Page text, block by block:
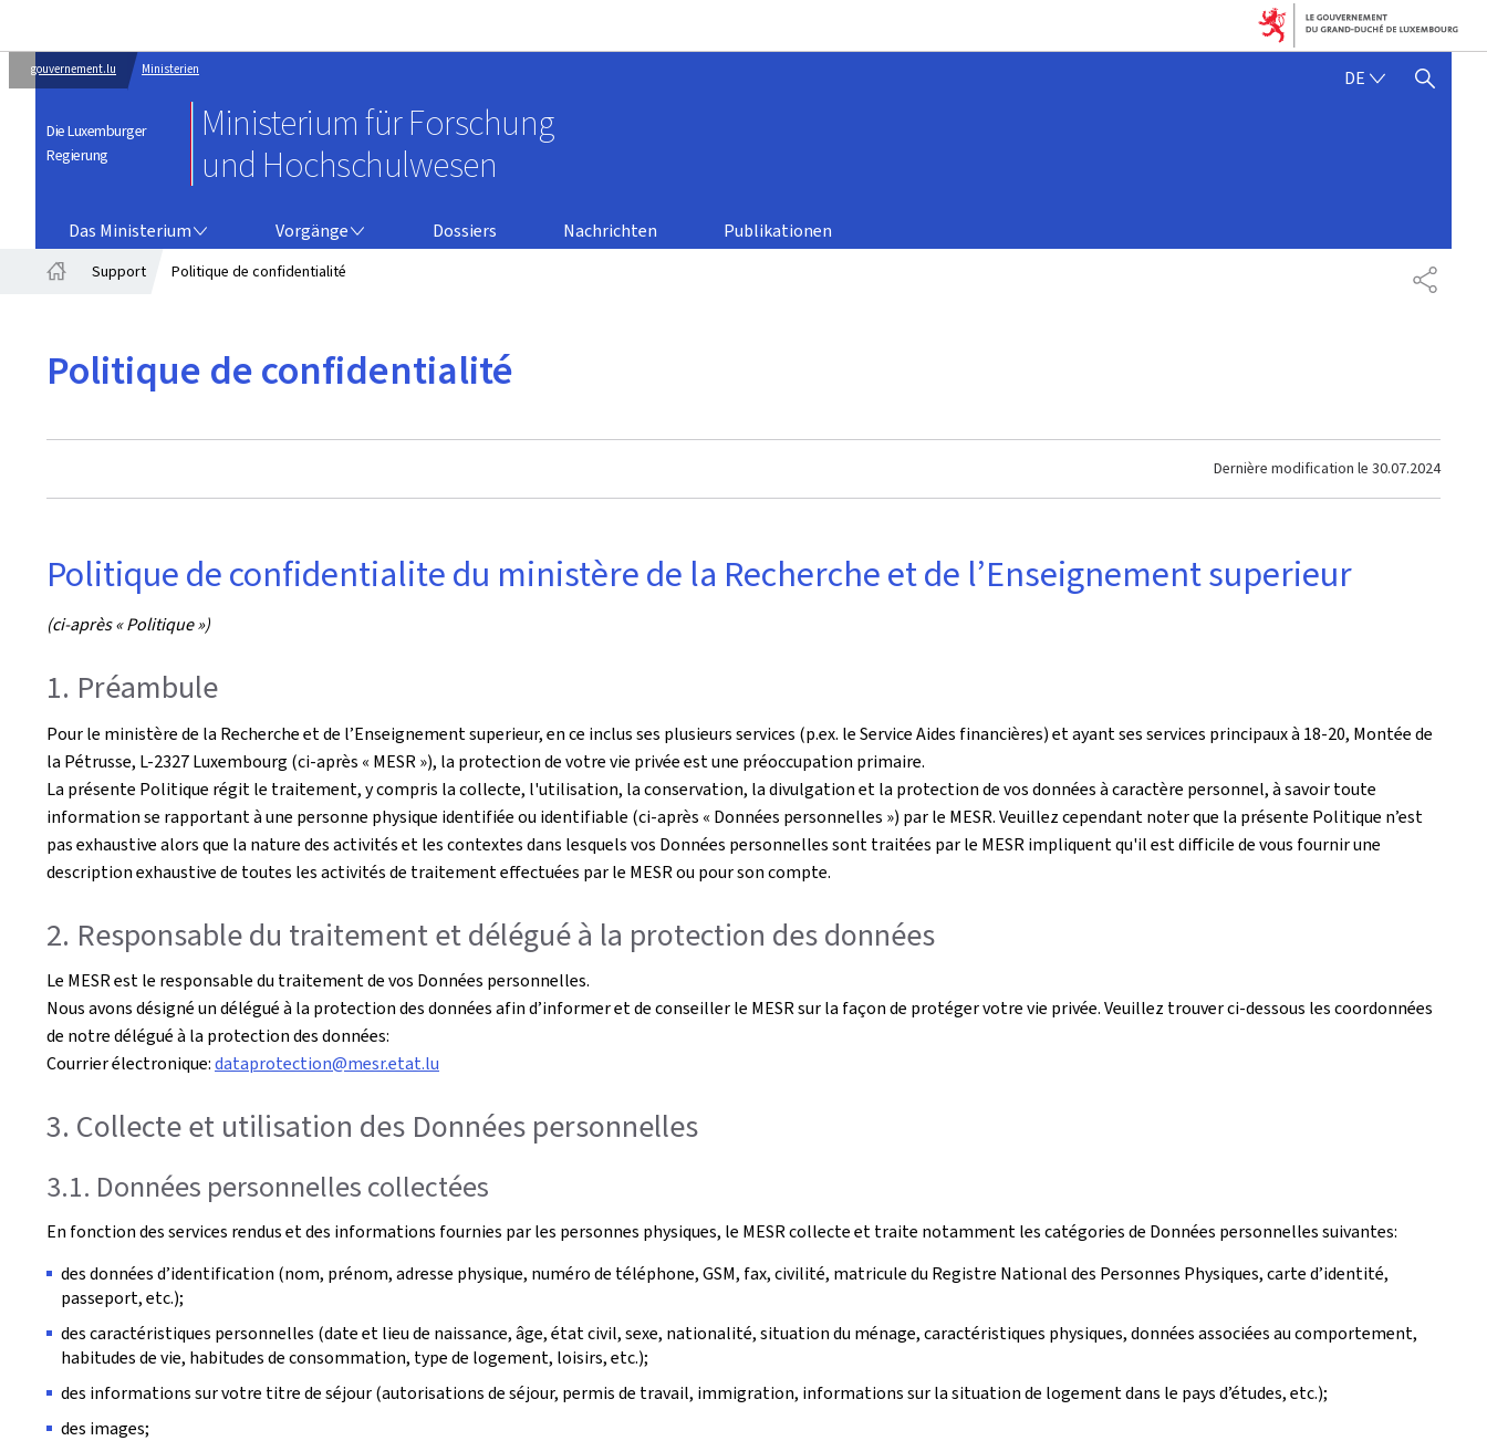
gouvernement.lu Ministerien
Die Luxemburger
Regierung
Ministerium für Forschung
und Hochschulwesen
DE DEUTSCH
SUCHFLED ANZEIGEN /
Das Ministerium Vorgänge Dossiers Nachrichten
Publikationen
Support Politique de confidentialité
Politique de confidentialité
Dernière modification le 30.07.2024
Politique de confidentialite du ministère de la Recherche et de l’Enseignement superieur
(ci-après « Politique »)
1. Préambule
Pour le ministère de la Recherche et de l’Enseignement superieur, en ce inclus ses plusieurs services (p.ex. le Service Aides financières) et ayant ses services principaux à 18-20, Montée de
la Pétrusse, L-2327 Luxembourg (ci-après « MESR »), la protection de votre vie privée est une préoccupation primaire.
La présente Politique régit le traitement, y compris la collecte, l'utilisation, la conservation, la divulgation et la protection de vos données à caractère personnel, à savoir toute
information se rapportant à une personne physique identifiée ou identifiable (ci-après « Données personnelles ») par le MESR. Veuillez cependant noter que la présente Politique n’est
pas exhaustive alors que la nature des activités et les contextes dans lesquels vos Données personnelles sont traitées par le MESR impliquent qu'il est difficile de vous fournir une
description exhaustive de toutes les activités de traitement effectuées par le MESR ou pour son compte.
2. Responsable du traitement et délégué à la protection des données
Le MESR est le responsable du traitement de vos Données personnelles.
Nous avons désigné un délégué à la protection des données afin d’informer et de conseiller le MESR sur la façon de protéger votre vie privée. Veuillez trouver ci-dessous les coordonnées
de notre délégué à la protection des données:
Courrier électronique:dataprotection@mesr.etat.lu
3. Collecte et utilisation des Données personnelles
3.1. Données personnelles collectées
En fonction des services rendus et des informations fournies par les personnes physiques, le MESR collecte et traite notamment les catégories de Données personnelles suivantes:
des données d’identification (nom, prénom, adresse physique, numéro de téléphone, GSM, fax, civilité, matricule du Registre National des Personnes Physiques, carte d’identité,
passeport, etc.);
des caractéristiques personnelles (date et lieu de naissance, âge, état civil, sexe, nationalité, situation du ménage, caractéristiques physiques, données associées au comportement,
habitudes de vie, habitudes de consommation, type de logement, loisirs, etc.);
des informations sur votre titre de séjour (autorisations de séjour, permis de travail, immigration, informations sur la situation de logement dans le pays d’études, etc.);
des images;